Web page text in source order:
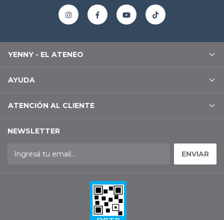
YENNY - EL ATENEO
AYUDA
ATENCIÓN AL CLIENTE
NEWSLETTER